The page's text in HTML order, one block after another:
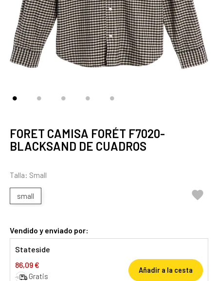
FORET CAMISA FORÉT F7020-
BLACKSAND DE CUADROS
Talla: Small
small 
Vendido y enviado por:
Stateside
86,09 €
Gratis
Añadir a la cesta